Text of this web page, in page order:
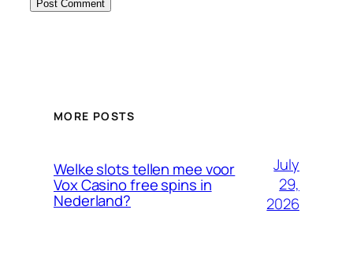
MORE POSTS
Welke slots tellen mee voor
Vox Casino free spins in
Nederland?
July
29,
2026